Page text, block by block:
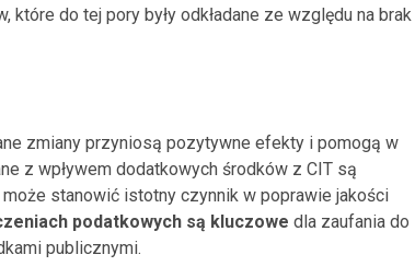
do tej pory były odkładane ze względu na brak
zmiany przyniosą pozytywne efekty i pomogą w
z wpływem dodatkowych środków z CIT są
stanowić istotny czynnik w poprawie jakości
podatkowych są kluczowe dla zaufania do
publicznymi.